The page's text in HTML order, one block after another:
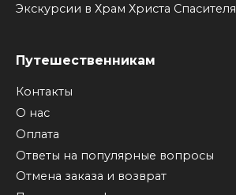
Экскурсии в Храм Христа Спасителя
Путешественникам
Контакты
О нас
Оплата
Ответы на популярные вопросы
Отмена заказа и возврат